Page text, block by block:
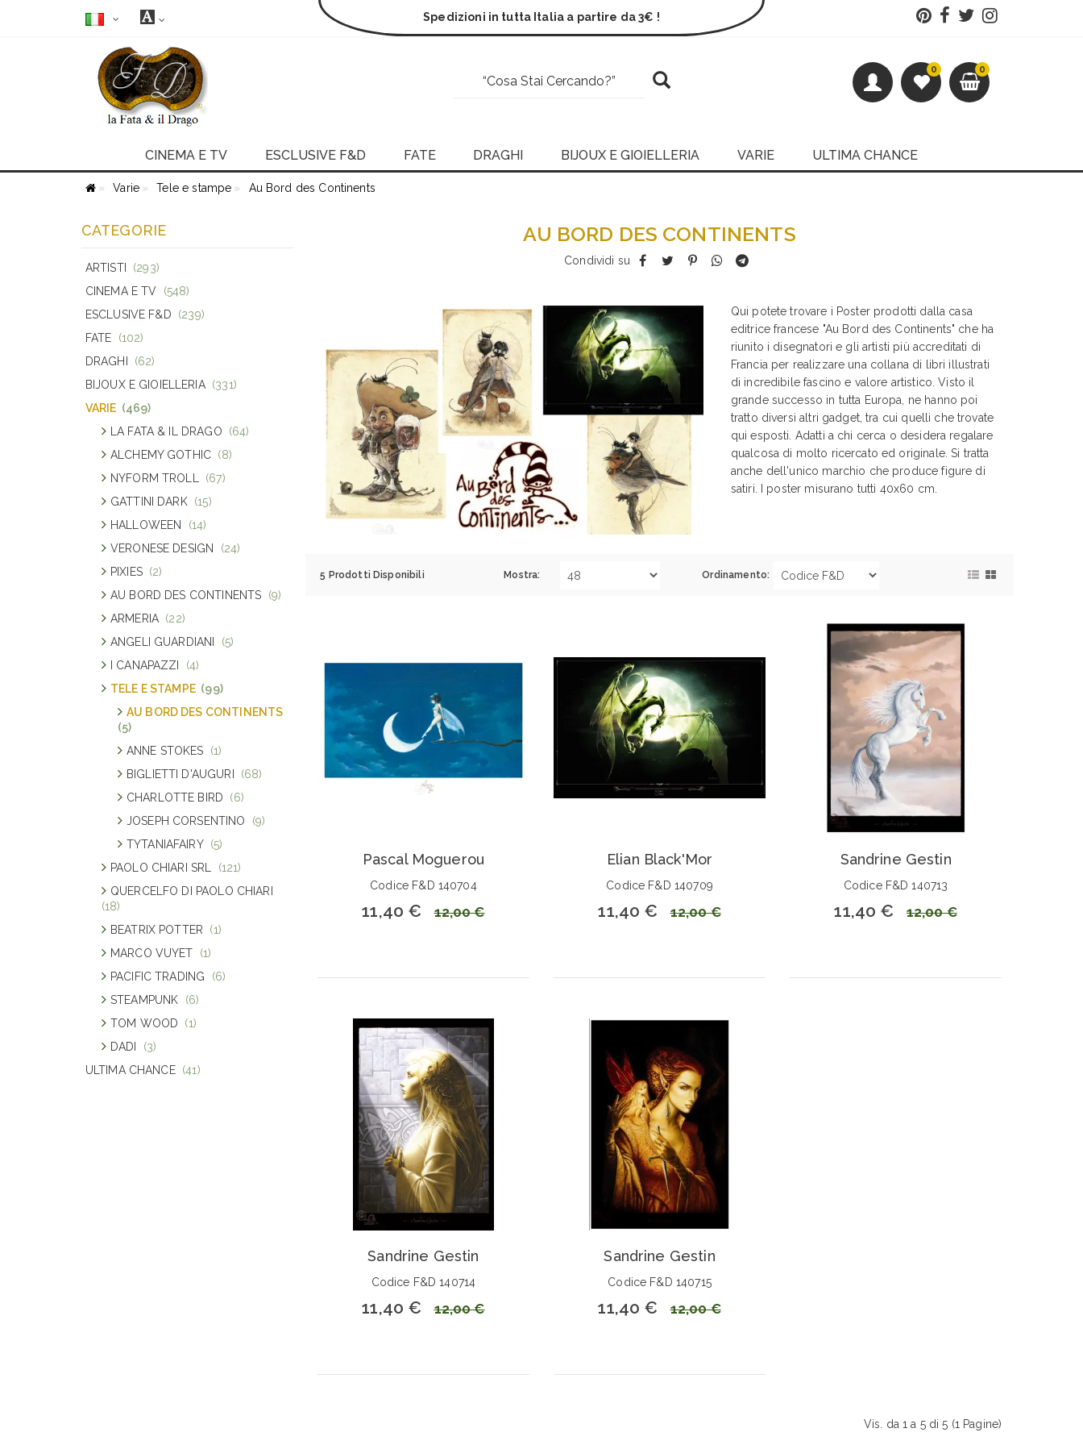
0
0
CINEMA E TV ESCLUSIVE F&D FATE DRAGHI BIJOUX E GIOIELLERIA VARIE ULTIMA CHANCE
Spedizioni in tutta Italia a partire da 3€ !
Varie Tele e stampe Au Bord des Continents
CATEGORIE
ARTISTI (293)
CINEMA E TV (548)
ESCLUSIVE F&D (239)
FATE (102)
DRAGHI (62)
BIJOUX E GIOIELLERIA (331)
VARIE (469)
LA FATA & IL DRAGO (64)
ALCHEMY GOTHIC (8)
NYFORM TROLL (67)
GATTINI DARK (15)
HALLOWEEN (14)
VERONESE DESIGN (24)
PIXIES (2)
AU BORD DES CONTINENTS (9)
ARMERIA (22)
ANGELI GUARDIANI (5)
I CANAPAZZI (4)
TELE E STAMPE (99)
AU BORD DES CONTINENTS
(5)
ANNE STOKES (1)
BIGLIETTI D'AUGURI (68)
CHARLOTTE BIRD (6)
JOSEPH CORSENTINO (9)
TYTANIAFAIRY (5)
PAOLO CHIARI SRL (121)
QUERCELFO DI PAOLO CHIARI
(18)
BEATRIX POTTER (1)
MARCO VUYET (1)
PACIFIC TRADING (6)
STEAMPUNK (6)
TOM WOOD (1)
DADI (3)
ULTIMA CHANCE (41)
AU BORD DES CONTINENTS
Condividi su
Qui potete trovare i Poster prodotti dalla casa
editrice francese "Au Bord des Continents" che ha
riunito i disegnatori e gli artisti più accreditati di
Francia per realizzare una collana di libri illustrati
di incredibile fascino e valore artistico. Visto il
grande successo in tutta Europa, ne hanno poi
tratto diversi altri gadget, tra cui quelli che trovate
qui esposti. Adatti a chi cerca o desidera regalare
qualcosa di molto ricercato ed originale. Si tratta
anche dell'unico marchio che produce figure di
satiri. I poster misurano tutti 40x60 cm.
5 Prodotti Disponibili Mostra: Ordinamento:
Pascal Moguerou
Codice F&D 140704
11,40 € 12,00 €
Elian Black'Mor
Codice F&D 140709
11,40 € 12,00 €
Sandrine Gestin
Codice F&D 140713
11,40 € 12,00 €
Sandrine Gestin
Codice F&D 140714
11,40 € 12,00 €
Sandrine Gestin
Codice F&D 140715
11,40 € 12,00 €
Vis. da 1 a 5 di 5 (1 Pagine)